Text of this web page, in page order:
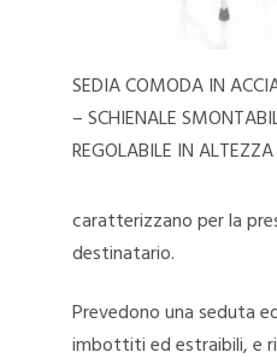
SEDIA COMODA IN
– SCHIENALE
REGOLABILE IN ALTEZZA
caratterizzano per la
destinatario.
Prevedono una seduta
imbottiti ed estraibili, e